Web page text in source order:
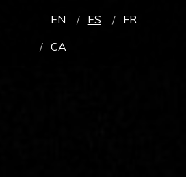
EN ES
FR
CA